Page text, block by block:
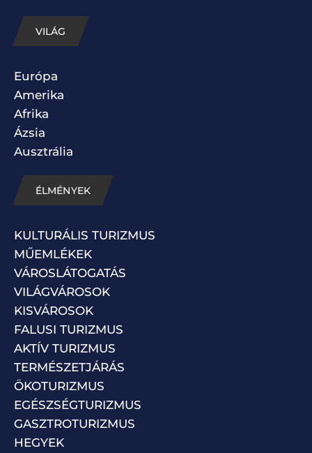
VILÁG
Európa
Amerika
Afrika
Ázsia
Ausztrália
ÉLMÉNYEK
KULTURÁLIS TURIZMUS
MŰEMLÉKEK
VÁROSLÁTOGATÁS
VILÁGVÁROSOK
KISVÁROSOK
FALUSI TURIZMUS
AKTÍV TURIZMUS
TERMÉSZETJÁRÁS
ÖKOTURIZMUS
EGÉSZSÉGTURIZMUS
GASZTROTURIZMUS
HEGYEK